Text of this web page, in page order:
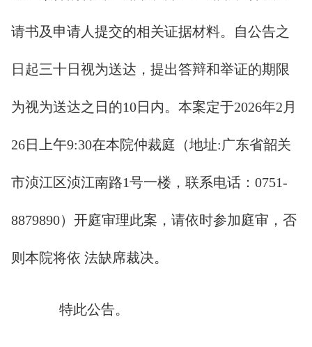
请书及申请人提交的相关证据材料。自公告之
日起三十日视为送达，提出答辩和举证的期限
为视为送达之日的10日内。本案定于2026年2月
26日上午9:30在本院仲裁庭（地址:广东省韶关
市浈江区浈江南路1号一楼，联系电话：0751-
8879890）开庭审理此案，请依时参加庭审，否
则本院将依 法缺席裁决。
特此公告。